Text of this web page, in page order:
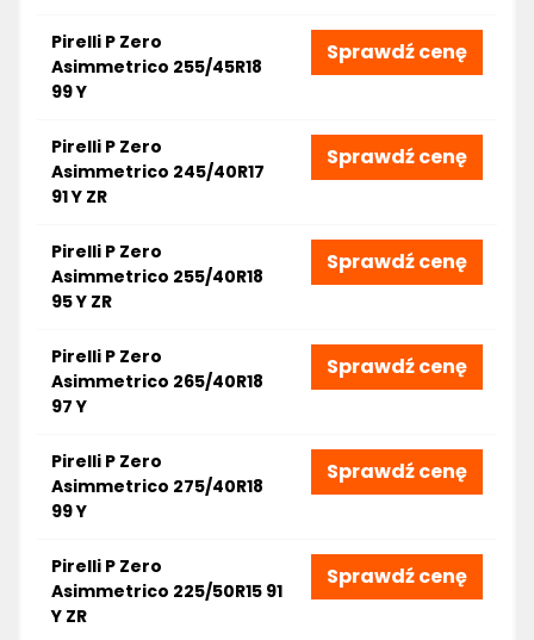
Pirelli P Zero
Asimmetrico 255/45R18
99 Y
Sprawdź cenę
Pirelli P Zero
Asimmetrico 245/40R17
91 Y ZR
Sprawdź cenę
Pirelli P Zero
Asimmetrico 255/40R18
95 Y ZR
Sprawdź cenę
Pirelli P Zero
Asimmetrico 265/40R18
97 Y
Sprawdź cenę
Pirelli P Zero
Asimmetrico 275/40R18
99 Y
Sprawdź cenę
Pirelli P Zero
Asimmetrico 225/50R15 91
Y ZR
Sprawdź cenę